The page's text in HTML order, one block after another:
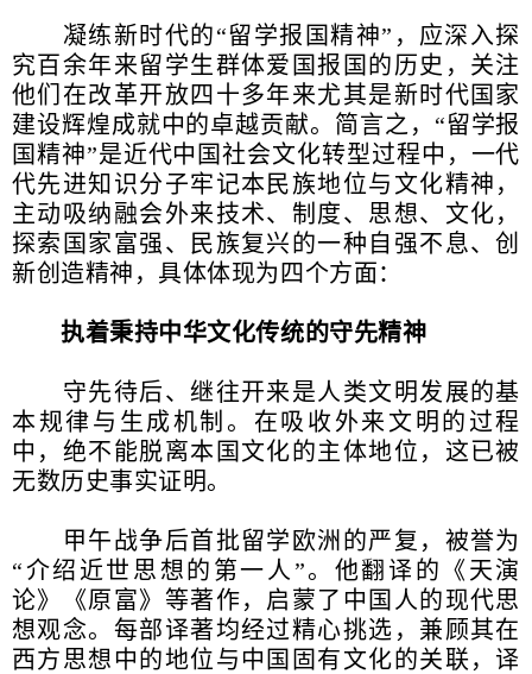
凝练新时代的“留学报国精神”，应深入探
究百余年来留学生群体爱国报国的历史，关注
他们在改革开放四十多年来尤其是新时代国家
建设辉煌成就中的卓越贡献。简言之，“留学报
国精神”是近代中国社会文化转型过程中，一代
代先进知识分子牢记本民族地位与文化精神，
主动吸纳融会外来技术、制度、思想、文化，
探索国家富强、民族复兴的一种自强不息、创
新创造精神，具体体现为四个方面：
执着秉持中华文化传统的守先精神
守先待后、继往开来是人类文明发展的基
本规律与生成机制。在吸收外来文明的过程
中，绝不能脱离本国文化的主体地位，这已被
无数历史事实证明。
甲午战争后首批留学欧洲的严复，被誉为
“介绍近世思想的第一人”。他翻译的《天演
论》《原富》等著作，启蒙了中国人的现代思
想观念。每部译著均经过精心挑选，兼顾其在
西方思想中的地位与中国固有文化的关联，译